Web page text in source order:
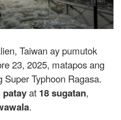
Taiwan ay pumutok
23, 2025, matapos ang
Typhoon Ragasa.
patayat 18 sugatan,
.